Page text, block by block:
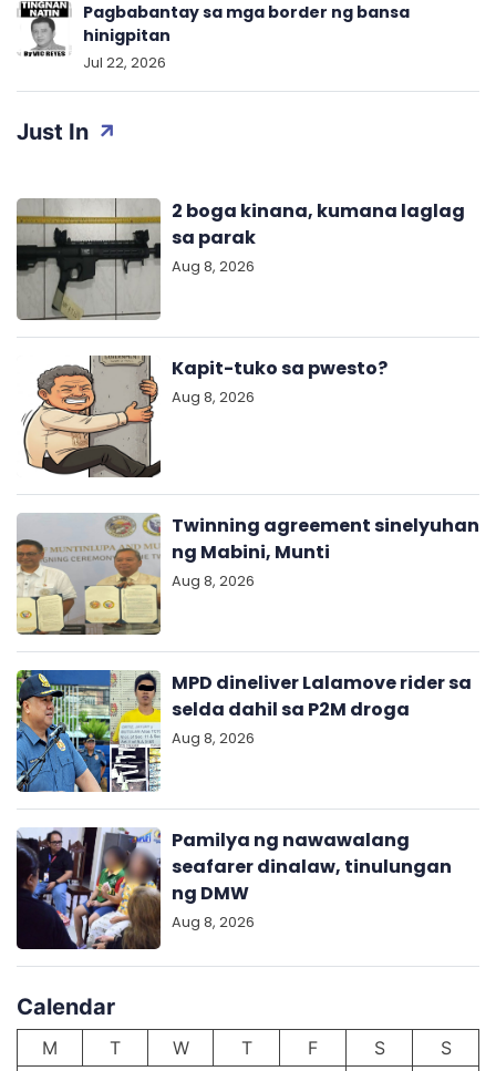
Just In
2 boga kinana, kumana laglag
sa parak
Aug 8, 2026
Kapit-tuko sa pwesto?
Aug 8, 2026
Twinning agreement sinelyuhan
ng Mabini, Munti
Aug 8, 2026
MPD dineliver Lalamove rider sa
selda dahil sa P2M droga
Aug 8, 2026
Pamilya ng nawawalang
seafarer dinalaw, tinulungan
ng DMW
Aug 8, 2026
Calendar
M T W T F S S
Pagbabantay sa mga border ng bansa
hinigpitan
Jul 22, 2026